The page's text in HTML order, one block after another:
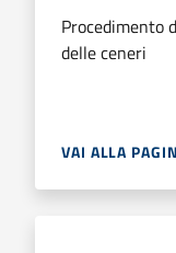
Procedimento
delle ceneri
VAI ALLA